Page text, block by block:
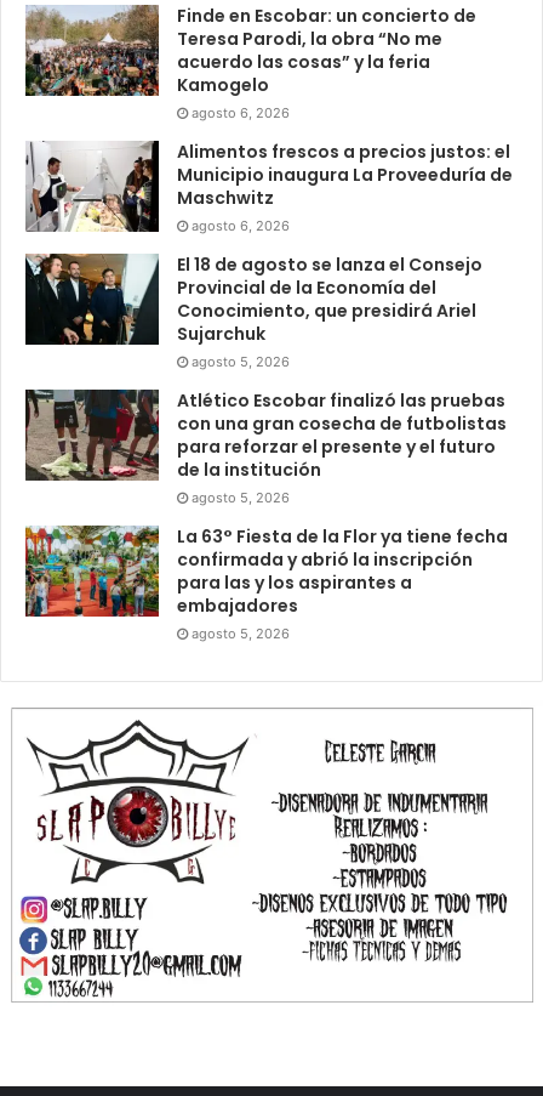
Finde en Escobar: un concierto de
Teresa Parodi, la obra “No me
acuerdo las cosas” y la feria
Kamogelo
agosto 6, 2026
Alimentos frescos a precios justos: el
Municipio inaugura La Proveeduría de
Maschwitz
agosto 6, 2026
El 18 de agosto se lanza el Consejo
Provincial de la Economía del
Conocimiento, que presidirá Ariel
Sujarchuk
agosto 5, 2026
Atlético Escobar finalizó las pruebas
con una gran cosecha de futbolistas
para reforzar el presente y el futuro
de la institución
agosto 5, 2026
La 63° Fiesta de la Flor ya tiene fecha
confirmada y abrió la inscripción
para las y los aspirantes a
embajadores
agosto 5, 2026